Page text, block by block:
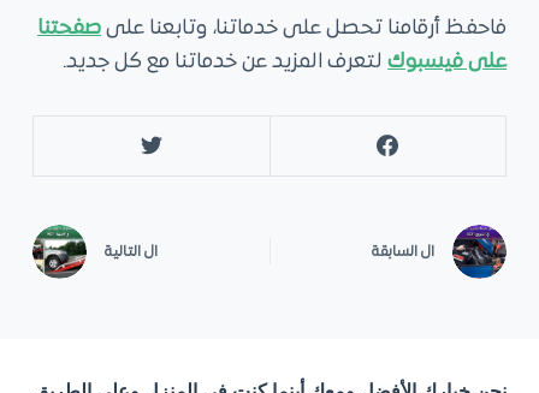
فاحفظ أرقامنا تحصل على خدماتنا، وتابعنا على صفحتنا
على فيسبوكلتعرف المزيد عن خدماتنا مع كل جديد.
الالسابقة ال التالية